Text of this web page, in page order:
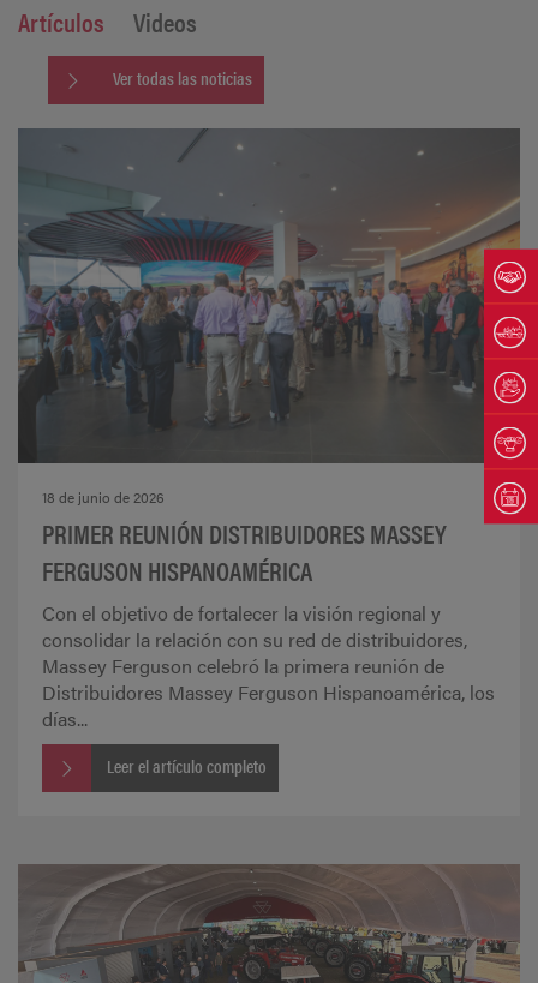
Artículos Videos
Ver todas las noticias
18 de junio de 2026
PRIMER REUNIÓN DISTRIBUIDORES MASSEY
FERGUSON HISPANOAMÉRICA
Con el objetivo de fortalecer la visión regional y
consolidar la relación con su red de distribuidores,
Massey Ferguson celebró la primera reunión de
Distribuidores Massey Ferguson Hispanoamérica, los
días...
Leer el artículo completo